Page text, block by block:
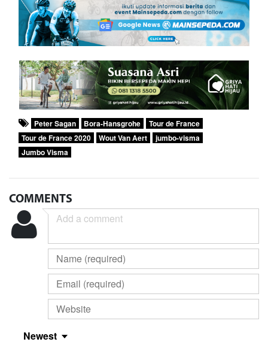
Peter Sagan Bora-Hansgrohe
Tour de France
Tour de France 2020
Wout Van Aert
jumbo-visma
Jumbo Visma
COMMENTS
Newest